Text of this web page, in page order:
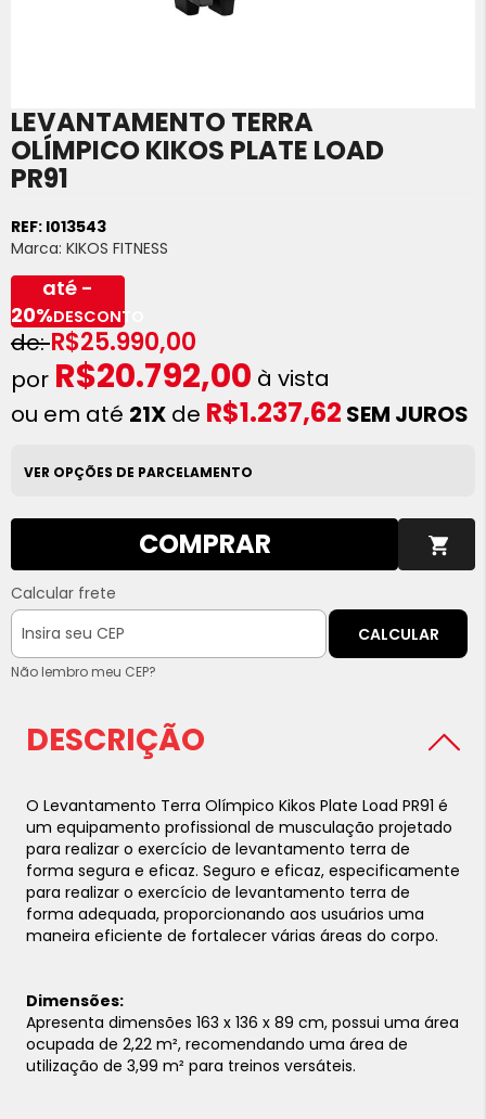
LEVANTAMENTO TERRA
OLÍMPICO KIKOS PLATE LOAD
PR91
REF: I013543
Marca: KIKOS FITNESS
R$25.990,00
até -
20%DESCONTO
R$20.792,00 à vista
ou em até 21X de R$1.237,62 SEM JUROS
VER OPÇÕES DE PARCELAMENTO
COMPRAR
Calcular frete
CALCULAR
Não lembro meu CEP?
Saltar
para
o
início
Galeria
de
imagens
DESCRIÇÃO
O Levantamento Terra Olímpico Kikos Plate Load PR91 é
um equipamento profissional de musculação projetado
para realizar o exercício de levantamento terra de
forma segura e eficaz. Seguro e eficaz, especificamente
para realizar o exercício de levantamento terra de
forma adequada, proporcionando aos usuários uma
maneira eficiente de fortalecer várias áreas do corpo.
Dimensões:
Apresenta dimensões 163 x 136 x 89 cm, possui uma área
ocupada de 2,22 m², recomendando uma área de
utilização de 3,99 m² para treinos versáteis.